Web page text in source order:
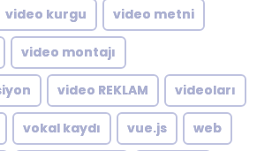
video kurgu video metni
video montajı
video REKLAM videoları
vokal kaydı vue.js web